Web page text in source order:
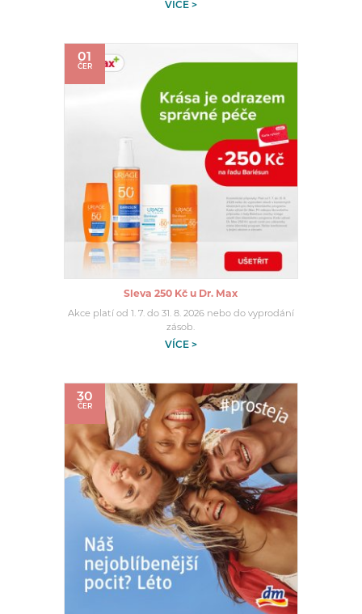
VÍCE >
01
ČER
Sleva 250 Kč u Dr. Max
Akce platí od 1. 7. do 31. 8. 2026 nebo do vyprodání
zásob.
VÍCE >
30
ČER